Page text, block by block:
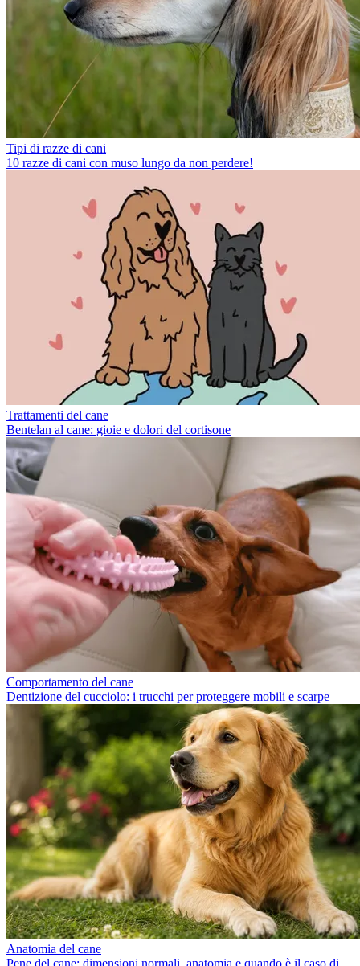
Tipi di razze di cani
10 razze di cani con muso lungo da non perdere!
Trattamenti del cane
Bentelan al cane: gioie e dolori del cortisone
Comportamento del cane
Dentizione del cucciolo: i trucchi per proteggere mobili e scarpe
Anatomia del cane
Pene del cane: dimensioni normali, anatomia e quando è il caso di